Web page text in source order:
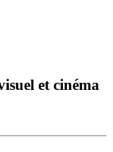
et cinéma